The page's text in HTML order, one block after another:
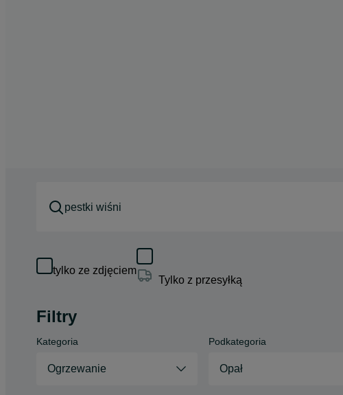
tylko ze zdjęciem
Tylko z przesyłką
Filtry
Kategoria
Ogrzewanie
Podkategoria
Opał